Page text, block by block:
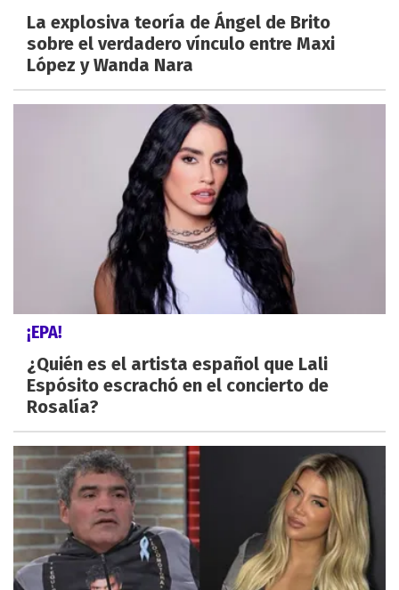
La explosiva teoría de Ángel de Brito
sobre el verdadero vínculo entre Maxi
López y Wanda Nara
¡EPA!
¿Quién es el artista español que Lali
Espósito escrachó en el concierto de
Rosalía?